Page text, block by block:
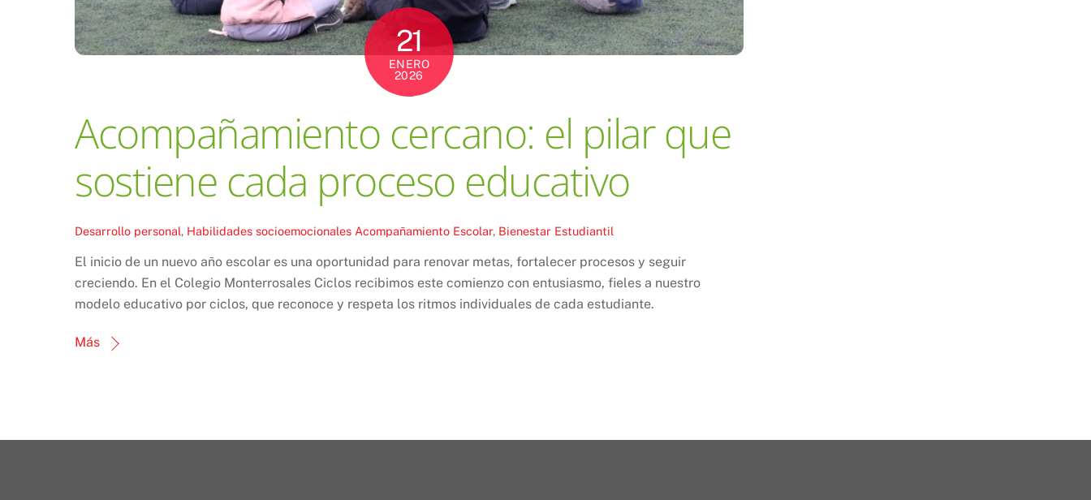
21
ENERO
2026
Acompañamiento cercano: el pilar que
sostiene cada proceso educativo
Desarrollo personal, Habilidades socioemocionales Acompañamiento Escolar, Bienestar Estudiantil
El inicio de un nuevo año escolar es una oportunidad para renovar metas, fortalecer procesos y seguir
creciendo. En el Colegio Monterrosales Ciclos recibimos este comienzo con entusiasmo, fieles a nuestro
modelo educativo por ciclos, que reconoce y respeta los ritmos individuales de cada estudiante.
Más